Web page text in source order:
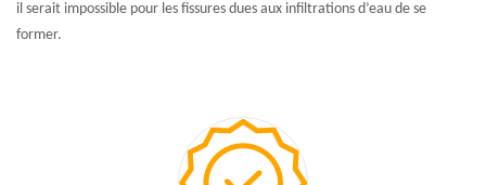
il serait impossible pour les fissures dues aux infiltrations d’eau de se
former.